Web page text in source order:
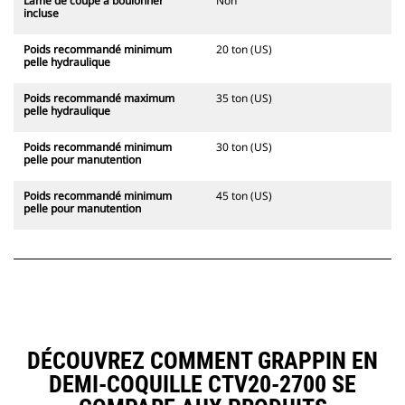
incluse
Poids recommandé minimum
pelle hydraulique
20 ton (US)
Poids recommandé maximum
pelle hydraulique
35 ton (US)
Poids recommandé minimum
pelle pour manutention
30 ton (US)
Poids recommandé minimum
pelle pour manutention
45 ton (US)
DÉCOUVREZ COMMENT GRAPPIN EN
DEMI-COQUILLE CTV20-2700 SE